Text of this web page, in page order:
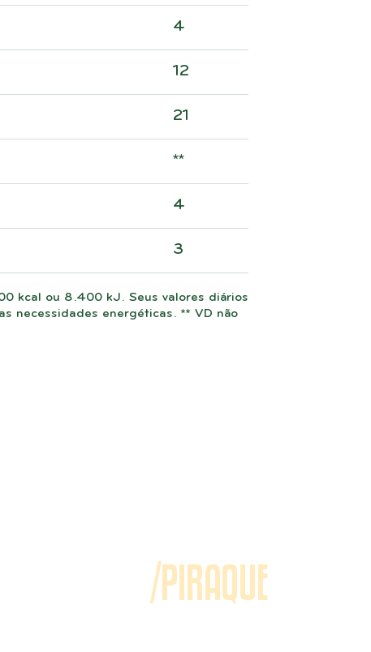
4
12
21
**
4
3
kcal ou 8.400 kJ. Seus valores diários
necessidades energéticas. ** VD não
/PIRAQUE